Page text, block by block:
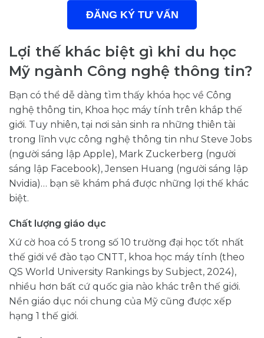
ĐĂNG KÝ TƯ VẤN
Lợi thế khác biệt gì khi du học
Mỹ ngành Công nghệ thông tin?
Bạn có thể dễ dàng tìm thấy khóa học về Công
nghệ thông tin, Khoa học máy tính trên khắp thế
giới. Tuy nhiên, tại nơi sản sinh ra những thiên tài
trong lĩnh vực công nghệ thông tin như Steve Jobs
(người sáng lập Apple), Mark Zuckerberg (người
sáng lập Facebook), Jensen Huang (người sáng lập
Nvidia)… bạn sẽ khám phá được những lợi thế khác
biệt.
Chất lượng giáo dục
Xứ cờ hoa có 5 trong số 10 trường đại học tốt nhất
thế giới về đào tạo CNTT, khoa học máy tính (theo
QS World University Rankings by Subject, 2024),
nhiều hơn bất cứ quốc gia nào khác trên thế giới.
Nền giáo dục nói chung của Mỹ cũng được xếp
hạng 1 thế giới.